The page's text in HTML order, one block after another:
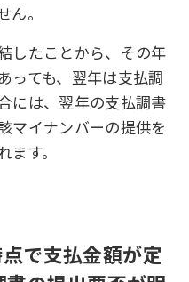
。
したことから、その年
っても、翌年は支払調
には、翌年の支払調書
マイナンバーの提供を
す。
で支払金額が定